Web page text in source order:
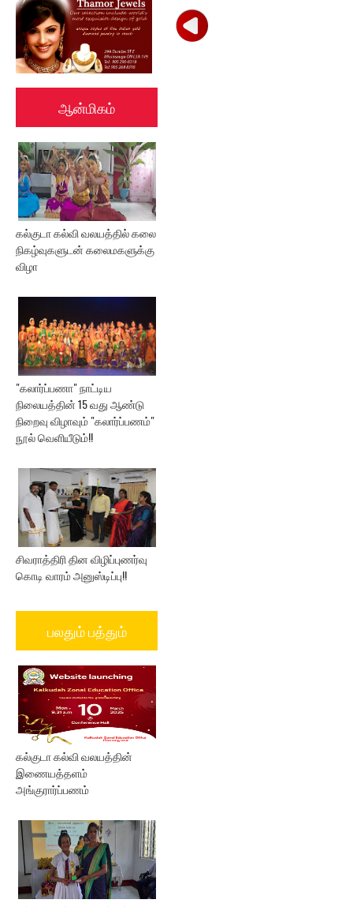
ஆன்மிகம்
கல்குடா கல்வி வலயத்தில் கலை
நிகழ்வுகளுடன் கலைமகளுக்கு
விழா
"கலார்ப்பணா" நாட்டிய
நிலையத்தின் 15 வது ஆண்டு
நிறைவு விழாவும் "கலார்ப்பணம்"
நூல் வெளியீடும்!!
சிவராத்திரி தின விழிப்புணர்வு
கொடி வாரம் அனுஸ்டிப்பு!!
பலதும் பத்தும்
கல்குடா கல்வி வலயத்தின்
இணையத்தளம்
அங்குரார்ப்பணம்